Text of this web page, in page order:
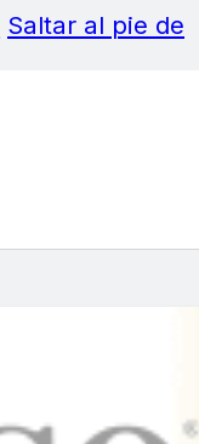
Saltar al pie de